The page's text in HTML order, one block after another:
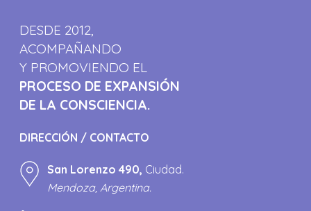
DESDE 2012,
ACOMPAÑANDO
Y PROMOVIENDO EL
PROCESO DE EXPANSIÓN
DE LA CONSCIENCIA.
DIRECCIÓN / CONTACTO
San Lorenzo 490, Ciudad.
Mendoza, Argentina.